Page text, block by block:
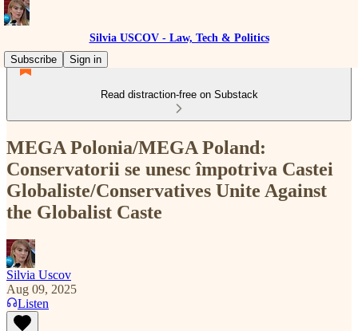
Silvia USCOV - Law, Tech & Politics
Subscribe
Sign in
Read distraction-free on Substack
MEGA Polonia/MEGA Poland:
Conservatorii se unesc împotriva Castei
Globaliste/Conservatives Unite Against
the Globalist Caste
Silvia Uscov
Aug 09, 2025
Listen